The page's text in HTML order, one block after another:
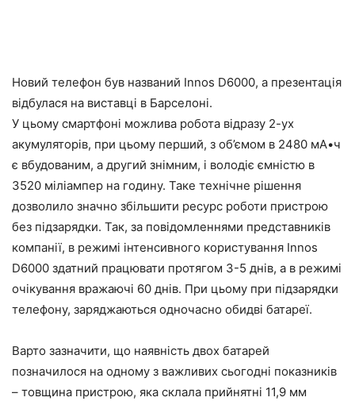
Новий телефон був названий Innos D6000, а презентація
відбулася на виставці в Барселоні.
У цьому смартфоні можлива робота відразу 2-ух
акумуляторів, при цьому перший, з об’ємом в 2480 мА•ч
є вбудованим, а другий знімним, і володіє ємністю в
3520 міліампер на годину. Таке технічне рішення
дозволило значно збільшити ресурс роботи пристрою
без підзарядки. Так, за повідомленнями представників
компанії, в режимі інтенсивного користування Innos
D6000 здатний працювати протягом 3-5 днів, а в режимі
очікування вражаючі 60 днів. При цьому при підзарядки
телефону, заряджаються одночасно обидві батареї.
Варто зазначити, що наявність двох батарей
позначилося на одному з важливих сьогодні показників
– товщина пристрою, яка склала прийнятні 11,9 мм